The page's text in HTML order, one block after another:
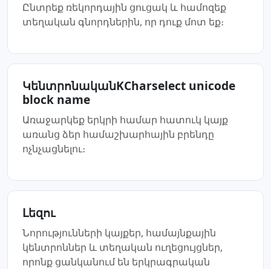
Ընտրեք ռեկորդային ցուցակ և համոզեք
տեղական գնորդներին, որ դուք մոտ եք։
ԿենտրոնականKCharselect unicode
block name
Առաջարկեք երկրի համար հատուկ կայք
առանց ձեր համաշխարհային բրենդը
ոչնչացնելու։
Լեզու
Նորությունների կայքեր, համայնքային
կենտրոններ և տեղական ուղեցույցներ,
որոնք ցանկանում են երկրագրական